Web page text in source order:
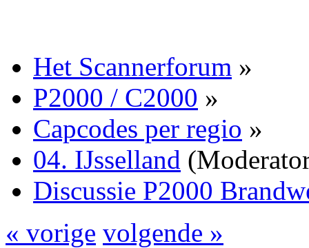
Het Scannerforum »
P2000 / C2000 »
Capcodes per regio »
04. IJsselland
Discussie P2000
« vorige volgende »